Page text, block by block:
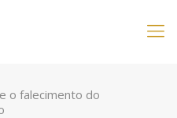
o falecimento do